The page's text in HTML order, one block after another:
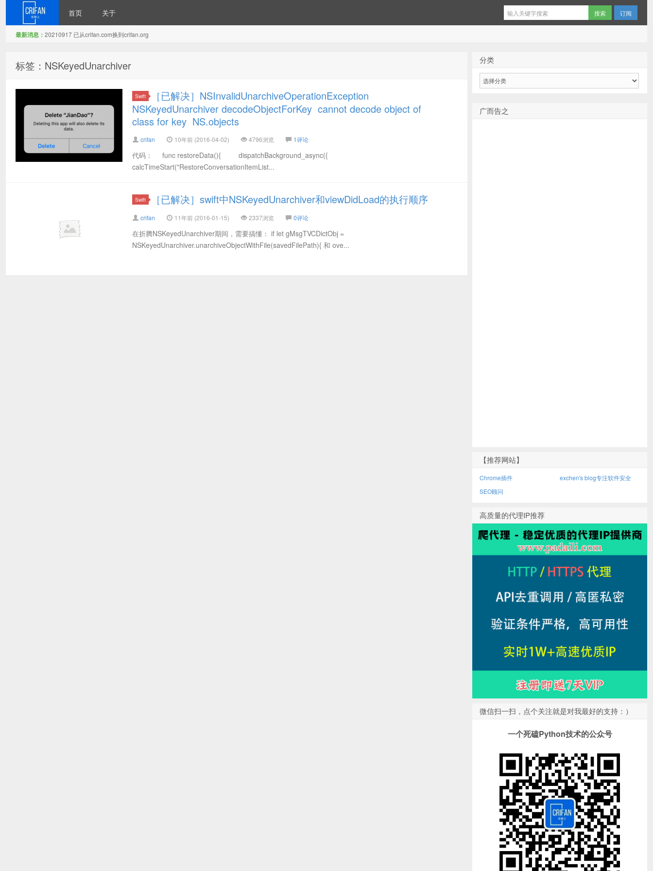
首页 关于 订阅
最新消息： 20210917 已从crifan.com换到crifan.org
标签：NSKeyedUnarchiver
Swift
［已解决］NSInvalidUnarchiveOperationException
NSKeyedUnarchiver decodeObjectForKey cannot decode object of
class for key NS.objects
crifan 10年前 (2016-04-02) 4796浏览 1评论
代码： func restoreData(){ dispatchBackground_async({
calcTimeStart("RestoreConversationItemList...
Swift ［已解决］swift中NSKeyedUnarchiver和viewDidLoad的执行顺序
crifan 11年前 (2016-01-15) 2337浏览 0评论
在折腾NSKeyedUnarchiver期间，需要搞懂： if let gMsgTVCDictObj =
NSKeyedUnarchiver.unarchiveObjectWithFile(savedFilePath){ 和 ove...
分类
广而告之
【推荐网站】
Chrome插件
exchen's blog专注软件安全
SEO顾问
高质量的代理IP推荐
微信扫一扫，点个关注就是对我最好的支持：）
一个死磕Python技术的公众号